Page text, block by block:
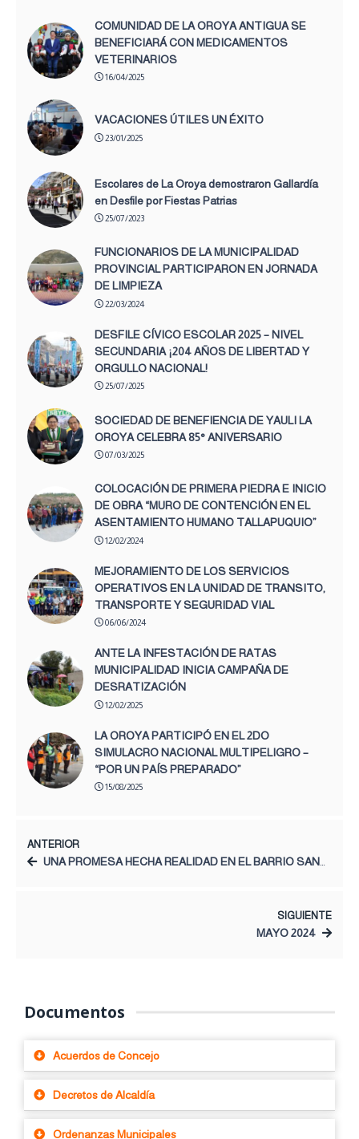
COMUNIDAD DE LA OROYA ANTIGUA SE
BENEFICIARÁ CON MEDICAMENTOS
VETERINARIOS
16/04/2025
VACACIONES ÚTILES UN ÉXITO
23/01/2025
Escolares de La Oroya demostraron Gallardía
en Desfile por Fiestas Patrias
25/07/2023
FUNCIONARIOS DE LA MUNICIPALIDAD
PROVINCIAL PARTICIPARON EN JORNADA
DE LIMPIEZA
22/03/2024
DESFILE CÍVICO ESCOLAR 2025 – NIVEL
SECUNDARIA ¡204 AÑOS DE LIBERTAD Y
ORGULLO NACIONAL!
25/07/2025
SOCIEDAD DE BENEFIENCIA DE YAULI LA
OROYA CELEBRA 85° ANIVERSARIO
07/03/2025
COLOCACIÓN DE PRIMERA PIEDRA E INICIO
DE OBRA “MURO DE CONTENCIÓN EN EL
ASENTAMIENTO HUMANO TALLAPUQUIO”
12/02/2024
MEJORAMIENTO DE LOS SERVICIOS
OPERATIVOS EN LA UNIDAD DE TRANSITO,
TRANSPORTE Y SEGURIDAD VIAL
06/06/2024
ANTE LA INFESTACIÓN DE RATAS
MUNICIPALIDAD INICIA CAMPAÑA DE
DESRATIZACIÓN
12/02/2025
LA OROYA PARTICIPÓ EN EL 2DO
SIMULACRO NACIONAL MULTIPELIGRO –
“POR UN PAÍS PREPARADO”
15/08/2025
ANTERIOR
UNA PROMESA HECHA REALIDAD EN EL BARRIO SANTA ROSA
SIGUIENTE
MAYO 2024
Documentos
Acuerdos de Concejo
Decretos de Alcaldía
Ordenanzas Municipales